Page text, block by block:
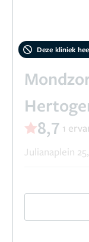
Deze kliniek
8,7 1
Julianaplein